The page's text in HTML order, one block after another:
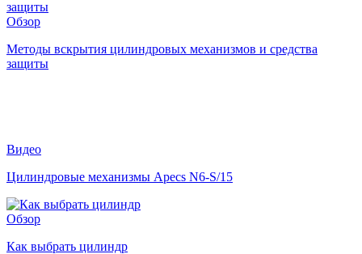
Обзор
Методы вскрытия цилиндровых механизмов и средства
защиты
Видео
Цилиндровые механизмы Apecs N6-S/15
Обзор
Как выбрать цилиндр